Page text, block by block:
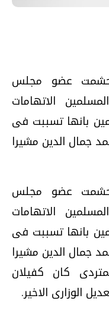
حشمت عضو مجلس
الاتهامات
بانها تسببت فى
جمال الدين مشيرا
حشمت عضو مجلس
الاتهامات
بانها تسببت فى
جمال الدين مشيرا
كان كفيلان
الوزارى الاخير.